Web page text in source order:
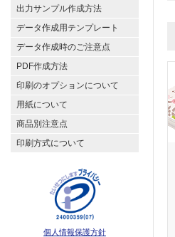
出力サンプル作成方法
データ作成用テンプレート
データ作成時のご注意点
PDF作成方法
印刷のオプションについて
用紙について
商品別注意点
印刷方式について
個人情報保護方針